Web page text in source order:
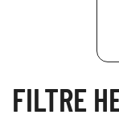
FILTRE